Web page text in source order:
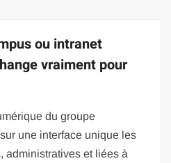
ou intranet
vraiment pour
du groupe
une interface unique les
administratives et liées à